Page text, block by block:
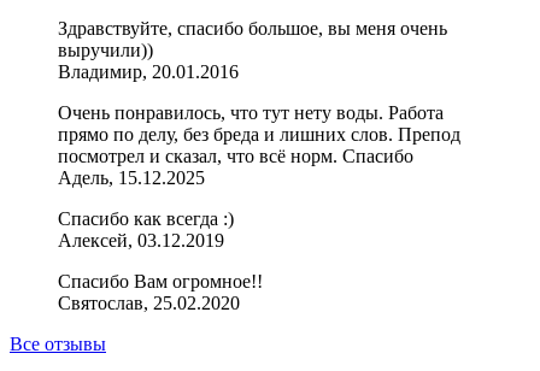
Здравствуйте, спасибо большое, вы меня очень
выручили))
Владимир, 20.01.2016
Очень понравилось, что тут нету воды. Работа
прямо по делу, без бреда и лишних слов. Препод
посмотрел и сказал, что всё норм. Спасибо
Адель, 15.12.2025
Спасибо как всегда :)
Алексей, 03.12.2019
Спасибо Вам огромное!!
Святослав, 25.02.2020
Все отзывы